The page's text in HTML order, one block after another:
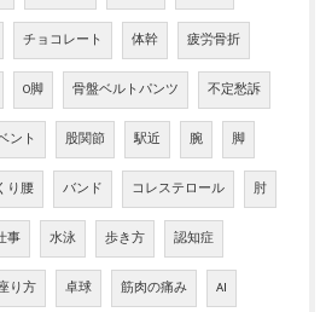
チョコレート 体幹 疲労骨折
O脚 骨盤ベルトパンツ 不定愁訴
ント 股関節 駅近 腕 脚
り腰 バンド コレステロール 肘
事 水泳 歩き方 認知症
り方 卓球 筋肉の痛み AI